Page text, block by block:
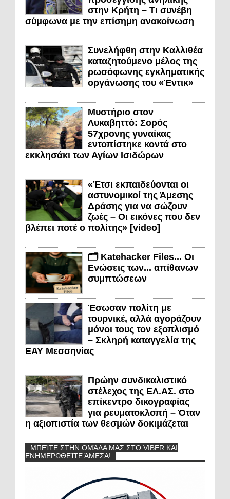
στην Κρήτη – Τι συνέβη
σύμφωνα με την επίσημη ανακοίνωση
Συνελήφθη στην Καλλιθέα
καταζητούμενο μέλος της
ρωσόφωνης εγκληματικής
οργάνωσης του «Έντικ»
Μυστήριο στον
Λυκαβηττό: Σορός
57χρονης γυναίκας
εντοπίστηκε κοντά στο
εκκλησάκι των Αγίων Ισιδώρων
«Έτσι εκπαιδεύονται οι
αστυνομικοί της Άμεσης
Δράσης για να σώζουν
ζωές – Οι εικόνες που δεν
βλέπει ποτέ ο πολίτης» [video]
🗂️ Katehacker Files... Οι
Ενώσεις των... απίθανων
συμπτώσεων
Έσωσαν πολίτη με
τουρνικέ, αλλά αγοράζουν
μόνοι τους τον εξοπλισμό
– Σκληρή καταγγελία της
ΕΑΥ Μεσσηνίας
Πρώην συνδικαλιστικό
στέλεχος της ΕΛ.ΑΣ. στο
επίκεντρο δικογραφίας
για ρευματοκλοπή – Όταν
η αξιοπιστία των θεσμών δοκιμάζεται
ΜΠΕΊΤΕ ΣΤΗΝ ΟΜΆΔΑ ΜΑΣ ΣΤΟ VIBER ΚΑΙ
ΕΝΗΜΕΡΩΘΕΊΤΕ ΆΜΕΣΑ!